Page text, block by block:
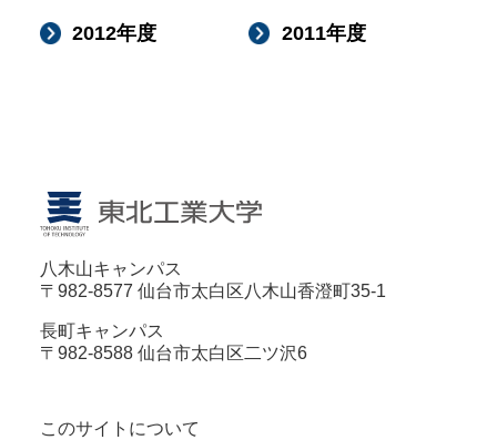
2012年度 2011年度
八木山キャンパス
〒982-8577 仙台市太白区八木山香澄町35-1
長町キャンパス
〒982-8588 仙台市太白区二ツ沢6
このサイトについて